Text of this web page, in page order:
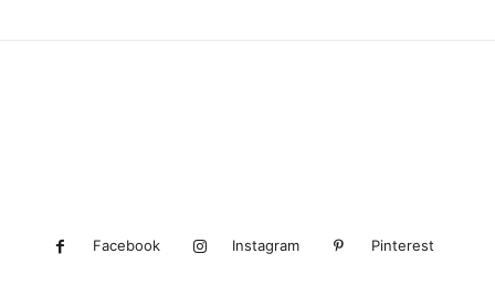
Facebook Instagram Pinterest